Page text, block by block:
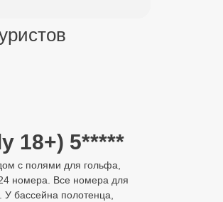
18+) 5*****
с полями для гольфа,
номера. Все номера для
бассейна полотенца,